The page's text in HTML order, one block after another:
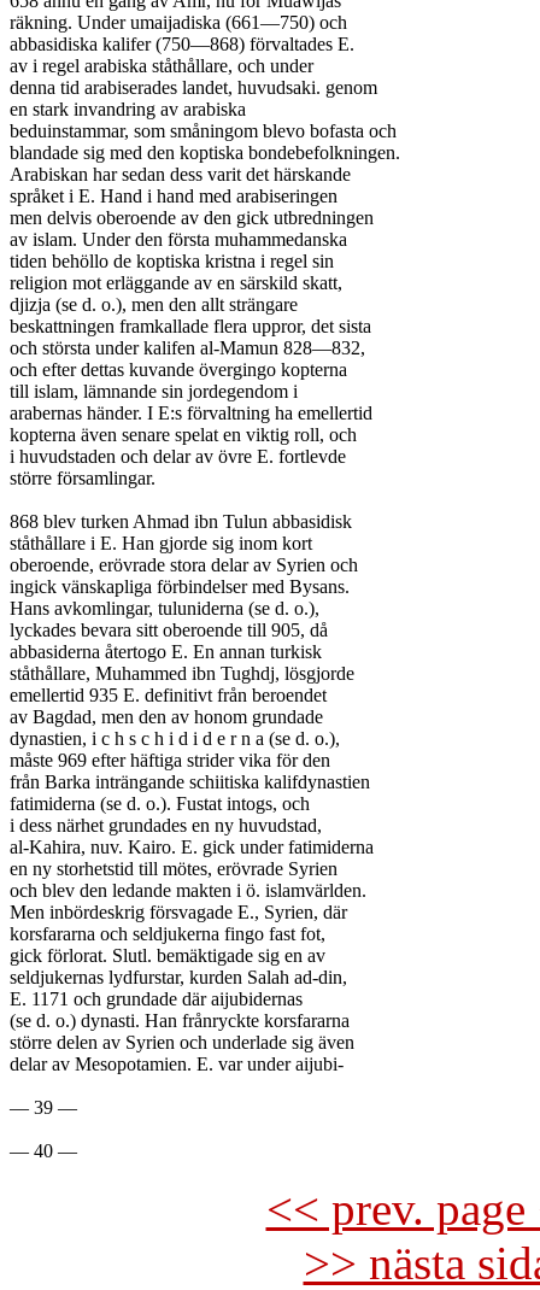
räkning. Under umaijadiska (661—750) och
abbasidiska kalifer (750—868) förvaltades E.
av i regel arabiska ståthållare, och under
denna tid arabiserades landet, huvudsaki. genom
en stark invandring av arabiska
beduinstammar, som småningom blevo bofasta och
blandade sig med den koptiska bondebefolkningen.
Arabiskan har sedan dess varit det härskande
språket i E. Hand i hand med arabiseringen
men delvis oberoende av den gick utbredningen
av islam. Under den första muhammedanska
tiden behöllo de koptiska kristna i regel sin
religion mot erläggande av en särskild skatt,
djizja (se d. o.), men den allt strängare
beskattningen framkallade flera uppror, det sista
och största under kalifen al-Mamun 828—832,
och efter dettas kuvande övergingo kopterna
till islam, lämnande sin jordegendom i
arabernas händer. I E:s förvaltning ha emellertid
kopterna även senare spelat en viktig roll, och
i huvudstaden och delar av övre E. fortlevde
större församlingar.
868 blev turken Ahmad ibn Tulun abbasidisk
ståthållare i E. Han gjorde sig inom kort
oberoende, erövrade stora delar av Syrien och
ingick vänskapliga förbindelser med Bysans.
Hans avkomlingar, tuluniderna (se d. o.),
lyckades bevara sitt oberoende till 905, då
abbasiderna återtogo E. En annan turkisk
ståthållare, Muhammed ibn Tughdj, lösgjorde
emellertid 935 E. definitivt från beroendet
av Bagdad, men den av honom grundade
dynastien, i c h s c h i d i d e r n a (se d. o.),
måste 969 efter häftiga strider vika för den
från Barka inträngande schiitiska kalifdynastien
fatimiderna (se d. o.). Fustat intogs, och
i dess närhet grundades en ny huvudstad,
al-Kahira, nuv. Kairo. E. gick under fatimiderna
en ny storhetstid till mötes, erövrade Syrien
och blev den ledande makten i ö. islamvärlden.
Men inbördeskrig försvagade E., Syrien, där
korsfararna och seldjukerna fingo fast fot,
gick förlorat. Slutl. bemäktigade sig en av
seldjukernas lydfurstar, kurden Salah ad-din,
E. 1171 och grundade där aijubidernas
(se d. o.) dynasti. Han frånryckte korsfararna
större delen av Syrien och underlade sig även
delar av Mesopotamien. E. var under aijubi-
— 39 —
<< prev.
>> nästa